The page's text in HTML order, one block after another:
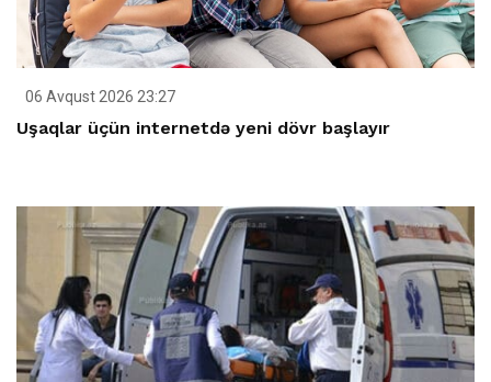
06 Avqust 2026 23:27
Uşaqlar üçün internetdə yeni dövr başlayır